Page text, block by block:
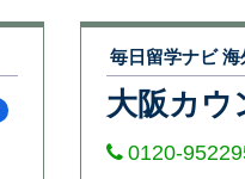
毎日留学ナビ
大阪カウ
0120-